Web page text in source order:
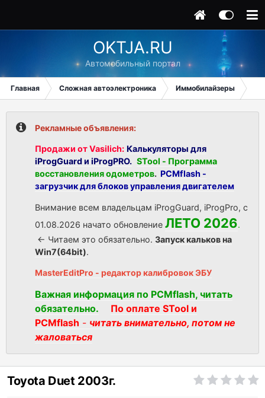
OKTJA.RU
Автомобильный портал
Главная Сложная автоэлектроника Иммобилайзеры
Рекламные объявления:
Продажи от Vasilich: Калькуляторы для
iProgGuard и iProgPRO. STool - Программа
восстановления одометров. PCMflash -
загрузчик для блоков управления двигателем
Внимание всем владельцам iProgGuard, iProgPro, с
01.08.2026 начато обновление ЛЕТО 2026.
<- Читаем это обязательно. Запуск кальков на
Win7(64bit).
MasterEditPro - редактор калибровок ЭБУ
Важная информация по PCMflash, читать
обязательно.
По оплате STool и
PCMflash - читать внимательно, потом не
жаловаться
Toyota Duet 2003г.